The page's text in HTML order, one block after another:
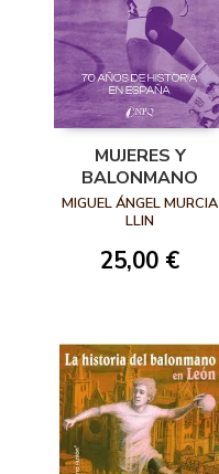
MUJERES Y
BALONMANO
MIGUEL ÁNGEL MURCIA
LLIN
25,00 €